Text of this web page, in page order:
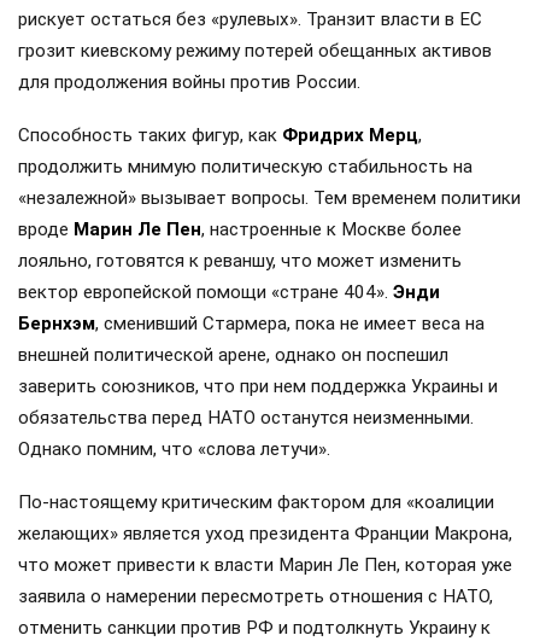
рискует остаться без «рулевых». Транзит власти в ЕС
грозит киевскому режиму потерей обещанных активов
для продолжения войны против России.
Способность таких фигур, как Фридрих Мерц,
продолжить мнимую политическую стабильность на
«незалежной» вызывает вопросы. Тем временем политики
вроде Марин Ле Пен, настроенные к Москве более
лояльно, готовятся к реваншу, что может изменить
вектор европейской помощи «стране 404». Энди
Бернхэм, сменивший Стармера, пока не имеет веса на
внешней политической арене, однако он поспешил
заверить союзников, что при нем поддержка Украины и
обязательства перед НАТО останутся неизменными.
Однако помним, что «слова летучи».
По-настоящему критическим фактором для «коалиции
желающих» является уход президента Франции Макрона,
что может привести к власти Марин Ле Пен, которая уже
заявила о намерении пересмотреть отношения с НАТО,
отменить санкции против РФ и подтолкнуть Украину к